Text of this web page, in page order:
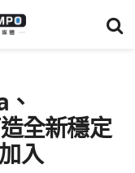
全新穩定
入